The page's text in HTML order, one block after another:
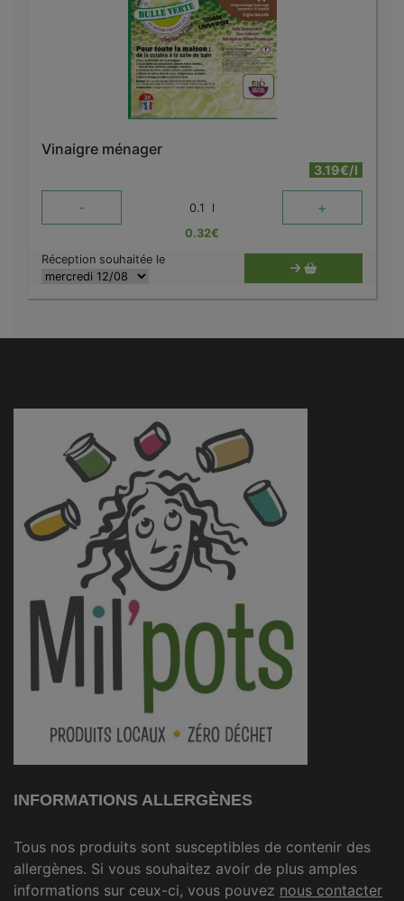
Vinaigre ménager
3.19€/l
- 0.1 l +
0.32€
Réception souhaitée le
INFORMATIONS ALLERGÈNES
Tous nos produits sont susceptibles de contenir des
allergènes. Si vous souhaitez avoir de plus amples
informations sur ceux-ci, vous pouvez nous contacter